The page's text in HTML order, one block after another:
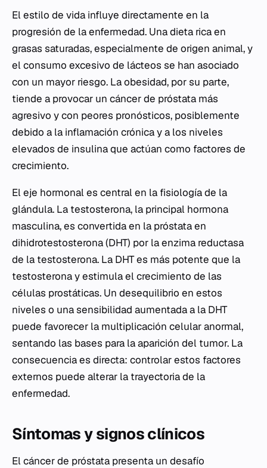
El estilo de vida influye directamente en la
progresión de la enfermedad. Una dieta rica en
grasas saturadas, especialmente de origen animal, y
el consumo excesivo de lácteos se han asociado
con un mayor riesgo. La obesidad, por su parte,
tiende a provocar un cáncer de próstata más
agresivo y con peores pronósticos, posiblemente
debido a la inflamación crónica y a los niveles
elevados de insulina que actúan como factores de
crecimiento.
El eje hormonal es central en la fisiología de la
glándula. La testosterona, la principal hormona
masculina, es convertida en la próstata en
dihidrotestosterona (DHT) por la enzima reductasa
de la testosterona. La DHT es más potente que la
testosterona y estimula el crecimiento de las
células prostáticas. Un desequilibrio en estos
niveles o una sensibilidad aumentada a la DHT
puede favorecer la multiplicación celular anormal,
sentando las bases para la aparición del tumor. La
consecuencia es directa: controlar estos factores
externos puede alterar la trayectoria de la
enfermedad.
Síntomas y signos clínicos
El cáncer de próstata presenta un desafío